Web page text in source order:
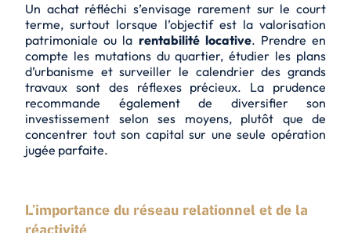
Un achat réfléchi s’envisage rarement sur le court
terme, surtout lorsque l’objectif est la valorisation
patrimoniale ou la rentabilité locative. Prendre en
compte les mutations du quartier, étudier les plans
d’urbanisme et surveiller le calendrier des grands
travaux sont des réflexes précieux. La prudence
recommande également de diversifier son
investissement selon ses moyens, plutôt que de
concentrer tout son capital sur une seule opération
jugée parfaite.
L’importance du réseau relationnel et de la